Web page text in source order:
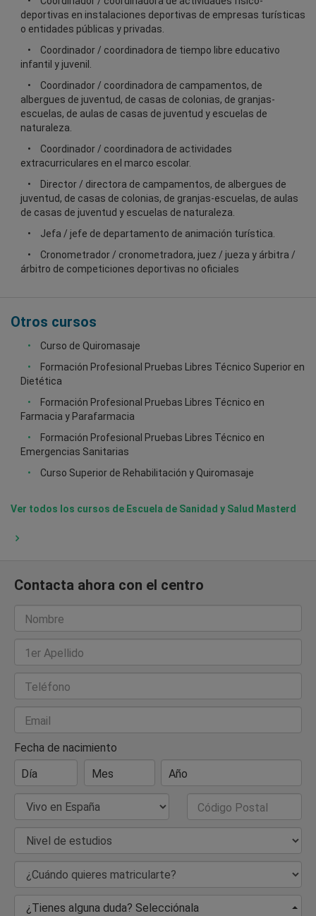
deportivas en instalaciones deportivas de empresas turísticas
o entidades públicas y privadas.
Coordinador / coordinadora de tiempo libre educativo
infantil y juvenil.
Coordinador / coordinadora de campamentos, de
albergues de juventud, de casas de colonias, de granjas-
escuelas, de aulas de casas de juventud y escuelas de
naturaleza.
Coordinador / coordinadora de actividades
extracurriculares en el marco escolar.
Director / directora de campamentos, de albergues de
juventud, de casas de colonias, de granjas-escuelas, de aulas
de casas de juventud y escuelas de naturaleza.
Jefa / jefe de departamento de animación turística.
Cronometrador / cronometradora, juez / jueza y árbitra /
árbitro de competiciones deportivas no oficiales
Otros cursos
Curso de Quiromasaje
Formación Profesional Pruebas Libres Técnico Superior en
Dietética
Formación Profesional Pruebas Libres Técnico en
Farmacia y Parafarmacia
Formación Profesional Pruebas Libres Técnico en
Emergencias Sanitarias
Curso Superior de Rehabilitación y Quiromasaje
Ver todos los cursos de Escuela de Sanidad y Salud Masterd
Contacta ahora con el centro
Nombre
1er Apellido
Teléfono
Email
Fecha de nacimiento
Día
Mes Año
País de Residencia Código Postal
Nivel de estudios
¿Cuándo quieres matricularte?
¿Tienes alguna duda? Selecciónala